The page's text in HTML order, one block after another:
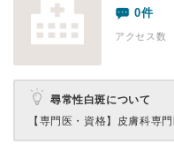
0件
アクセス数
尋常性白斑について
【専門医・資格】 皮膚科専門